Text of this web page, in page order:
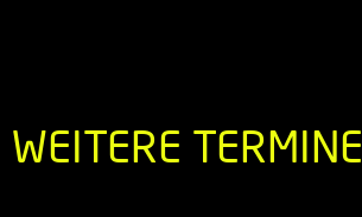
WEITERE TERMINE